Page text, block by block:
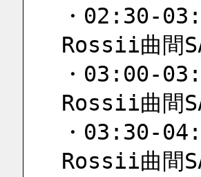
・02:30-
Rossii曲間
・03:00-
Rossii曲間
・03:30-
Rossii曲間